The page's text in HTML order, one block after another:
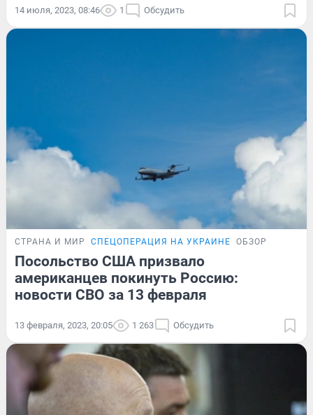
14 июля, 2023, 08:46 1 Обсудить
СТРАНА И МИР СПЕЦОПЕРАЦИЯ НА УКРАИНЕ ОБЗОР
Посольство США призвало
американцев покинуть Россию:
новости СВО за 13 февраля
13 февраля, 2023, 20:05 1 263 Обсудить